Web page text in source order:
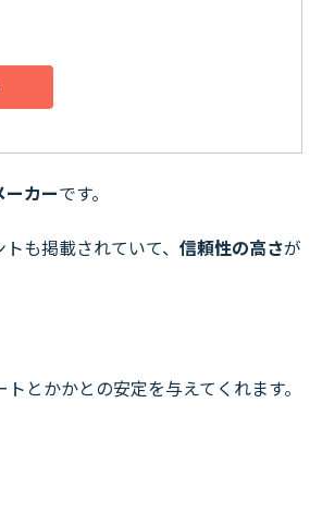
カーです。
も掲載されていて、 信頼性の高さが
トとかかとの安定を与えてくれます。